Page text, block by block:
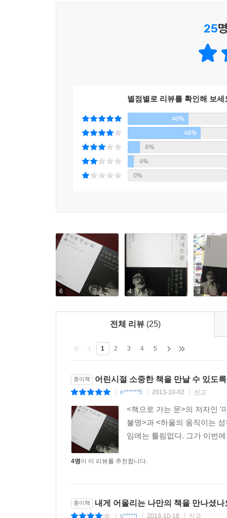
새로운 시대의 일본 소년소녀들에게 커다란
『책으로 가는 문』(本へのとびら)은 2010년
건넸다. 이 추천사(즉 이 책의 원본)들을 모아 전
이와나미쇼텐의 제5대 사장을 맡고 있는 야마구
이와나미 소년문고 가운데 자신이 좋아했던 작품
넘은 옛날에 나온 작품이었습니다. 결국 좋은 책
성실하고 용기 있게 살아가는 사람들의 이야기
등, 비행과 모험에 대한 동경을 담은 『플램바
독자들에겐 낯설 『일본영이기』나 하야오 본인
사람』 등 독특한 책도 들어 있다. 하야오는 추천
『톰 소여의 모험』이 그리는 ‘자유’를 재발견
아이들은 물론 어른들도 즐겨 읽을 수 있는 순
바꿀 수 없었던 ‘책 읽는 재미’를 전한다. 그리고
보지 말고 꼭 책으로 먼저 만나라고 당부한다(
나라와 나와 너의 경계가 사라지는 걸까?
무서운 ‘바람이 부는 시대’, 3?11 이후 어린이와
『책으로 가는 문』의 2부는 두 개의 에세이로
애니메이션 제작 현장과 책읽기의 영향, 매료되
책을 비롯해 소년문고를 빌려보던 세책점(오늘
상황을 염려하며, 생생한 세계에 접근하기 위
충분하다고 말한다.
25
별점별로 리뷰를 확인해 보세
40%
48%
8%
4%
0%
6 4 2
전체 리뷰 (25)
1 2 3 4 5
종이책 어린시절 소중한 책을 만날 수 있도
n******5 2013-10-02 신고
<책으로 가는 문>의 저자인 '
불명>과 <하울의 움직이는
임에는 틀림없다. 그가 이번
4명이 이 리뷰를 추천합니다.
종이책 내게 어울리는 나만의 책을 만나셨나
s*****l 2013-10-18 신고